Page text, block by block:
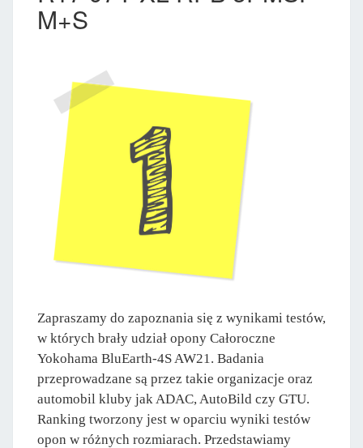
M+S
Zapraszamy do zapoznania się z wynikami testów,
w których brały udział opony Całoroczne
Yokohama BluEarth-4S AW21. Badania
przeprowadzane są przez takie organizacje oraz
automobil kluby jak ADAC, AutoBild czy GTU.
Ranking tworzony jest w oparciu wyniki testów
opon w różnych rozmiarach. Przedstawiamy